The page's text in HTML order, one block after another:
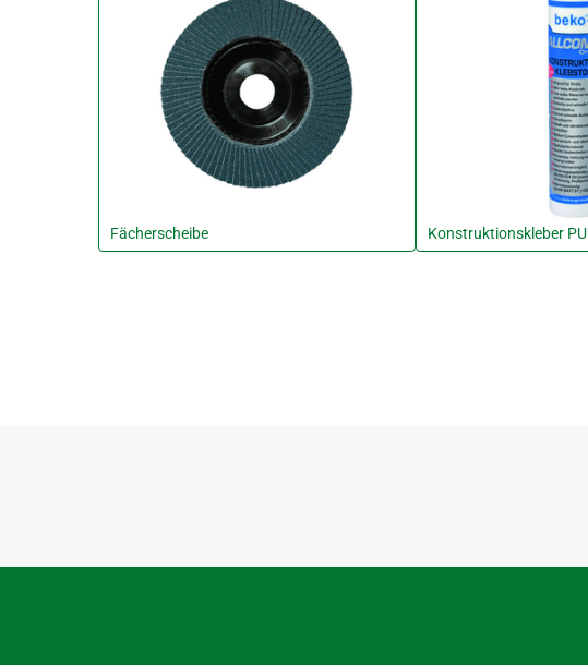
Fächerscheibe Konstruktionskleber PU